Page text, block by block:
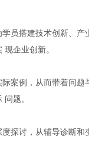
员搭建技术创新、
现企业创新。
案例，从而带着问
问题。
探讨，从辅导诊断